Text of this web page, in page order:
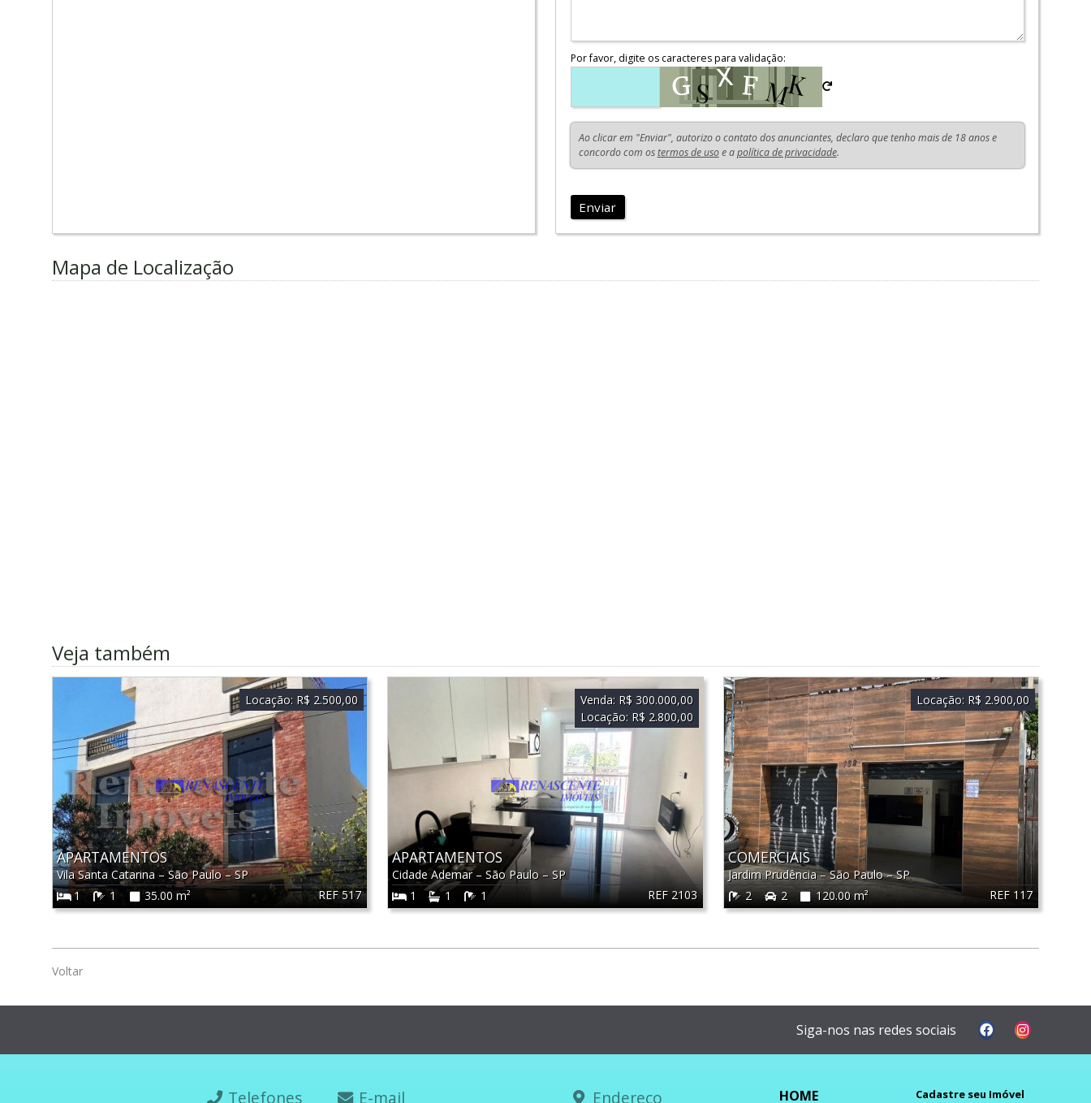
Por favor, digite os caracteres para validação:
Ao clicar em "Enviar", autorizo o contato dos anunciantes, declaro que tenho mais de 18 anos e
concordo com ostermos de usoe apolítica de privacidade.
Enviar
Mapa de Localização
Veja também
REF 517
APARTAMENTOS
Vila Santa Catarina –São Paulo–SP
1
1 35.00 m²
Locação: R$ 2.500,00
REF 2103
APARTAMENTOS
Cidade Ademar–São Paulo –SP
1
1 1
Venda: R$ 300.000,00
Locação: R$ 2.800,00
REF 117
COMERCIAIS
Jardim Prudência–São Paulo–SP
2
2 120.00 m²
Locação: R$ 2.900,00
Voltar
Siga-nos nas redes sociais
Telefones E-mail Endereço HOME Cadastre seu Imóvel